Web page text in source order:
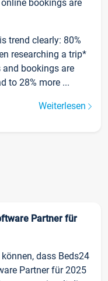
bookings are
trend clearly: 80%
researching a trip*
bookings are
to 28% more ...
Weiterlesen
Partner für
dass Beds24
Partner für 2025